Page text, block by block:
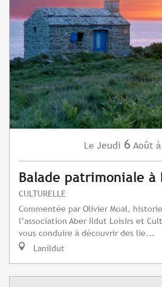
Le Jeudi 6 Août
Balade patrimoniale à
CULTURELLE
Commentée par Olivier Moal,
l’association Aber Ildut Loisirs et
vous conduire à découvrir des lie...
Lanildut